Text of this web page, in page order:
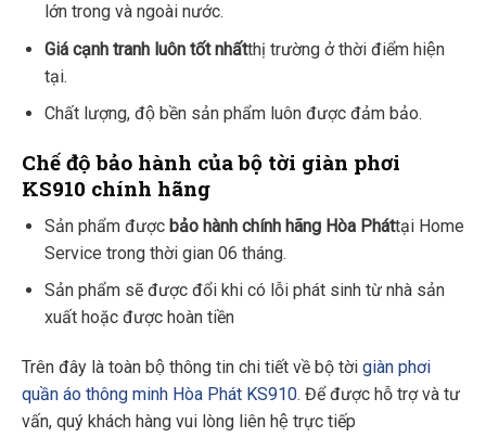
lớn trong và ngoài nước.
Giá cạnh tranh luôn tốt nhấtthị trường ở thời điểm hiện
tại.
Chất lượng, độ bền sản phẩm luôn được đảm bảo.
Chế độ bảo hành của bộ tời giàn phơi
KS910 chính hãng
Sản phẩm được bảo hành chính hãng Hòa Pháttại Home
Service trong thời gian 06 tháng.
Sản phẩm sẽ được đổi khi có lỗi phát sinh từ nhà sản
xuất hoặc được hoàn tiền
Trên đây là toàn bộ thông tin chi tiết về bộ tời giàn phơi
quần áo thông minh Hòa Phát KS910. Để được hỗ trợ và tư
vấn, quý khách hàng vui lòng liên hệ trực tiếp